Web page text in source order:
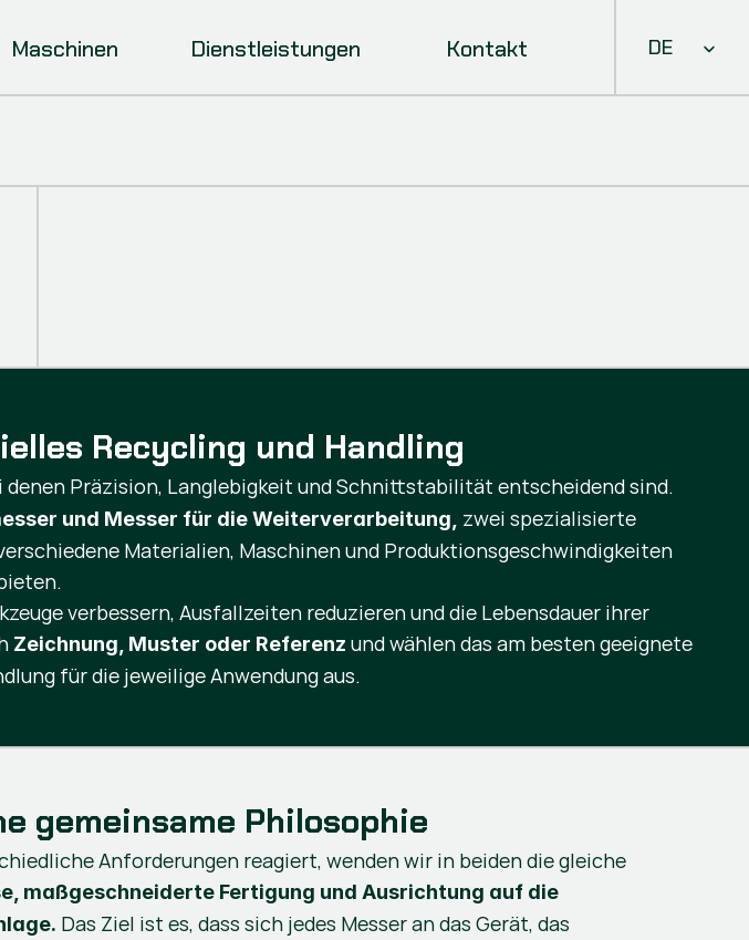
Maschinen Dienstleistungen Kontakt Select
DE
Recycling und Handling
Präzision, Langlebigkeit und Schnittstabilität entscheidend sind.
und Messer für die Weiterverarbeitung, zwei spezialisierte
Materialien, Maschinen und Produktionsgeschwindigkeiten
verbessern, Ausfallzeiten reduzieren und die Lebensdauer ihrer
Zeichnung, Muster oder Referenz und wählen das am besten geeignete
für die jeweilige Anwendung aus.
gemeinsame Philosophie
Anforderungen reagiert, wenden wir in beiden die gleiche
maßgeschneiderte Fertigung und Ausrichtung auf die
Das Ziel ist es, dass sich jedes Messer an das Gerät, das